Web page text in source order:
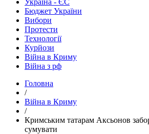
Україна - ЄС
Бюджет України
Вибори
Протести
Технології
Курйози
Війна в Криму
Війна з рф
Головна
/
Війна в Криму
/
Кримським татарам Аксьонов
сумувати